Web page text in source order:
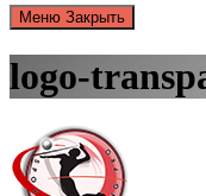
Меню Закрыть
logo-